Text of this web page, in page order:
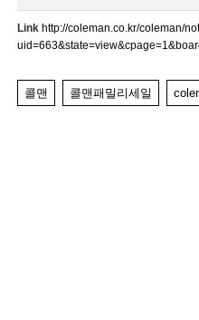
Link http://coleman.co.kr/coleman/
콜맨 콜맨패밀리세일